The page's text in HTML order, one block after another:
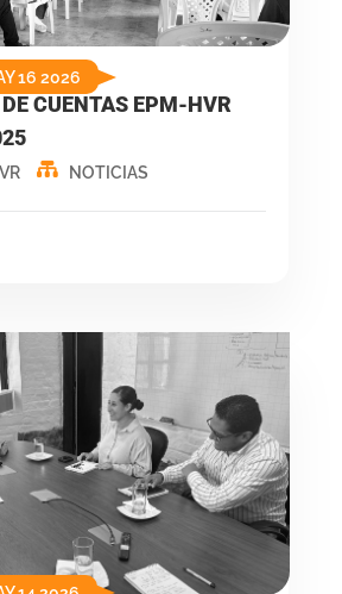
CUENTAS EPM-HVR
16 2026
NOTICIAS